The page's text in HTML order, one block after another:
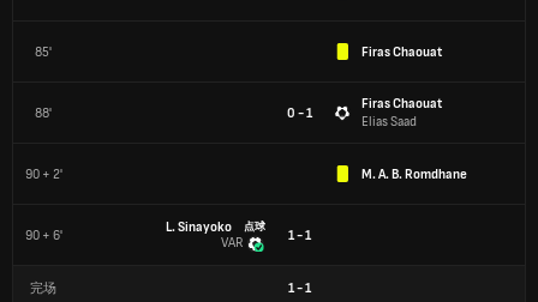
85' Firas Chaouat
88' 0 - 1
Firas Chaouat
Elias Saad
90 + 2' M. A. B. Romdhane
90 + 6'
L. Sinayoko
VAR
点球
1 - 1
完场 1-1